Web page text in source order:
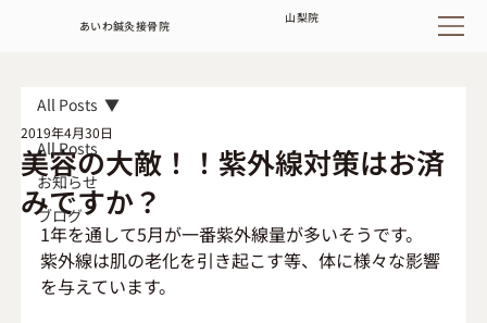
あいわ鍼灸接骨院
山梨院
All Posts
お知らせ
ブログ
All Posts
美容の大敵！！紫外線対策はお済
みですか？
2019年4月30日
1年を通して5月が一番紫外線量が多いそうです。
紫外線は肌の老化を引き起こす等、体に様々な影響
を与えています。